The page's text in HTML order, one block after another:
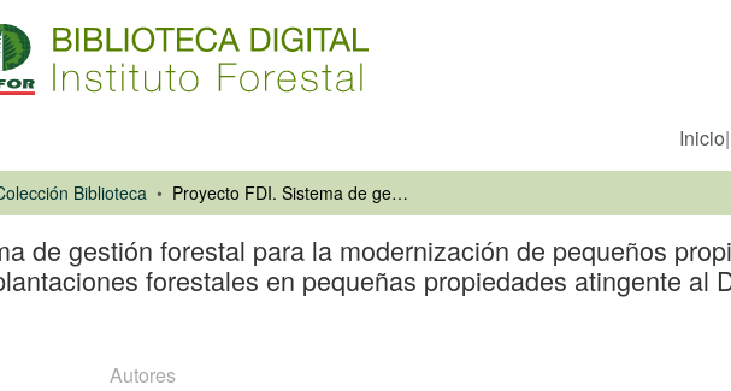
Inicio|
Biblioteca Proyecto FDI. Sistema de gestión forestal para la modernización de pequeños propietarios. Análisis de costos de establecimiento de plantaciones forestales en pequeñas propiedades atingente al Decreto Ley 701. Temporada 2001
de gestión forestal para la modernización de pequeños
forestales en pequeñas propiedades atingente al
Autores